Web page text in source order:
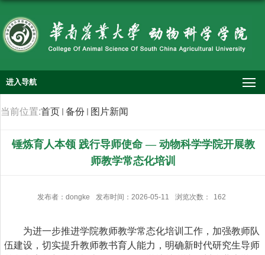
进入导航
当前位置:首页 备份 图片新闻
锤炼育人本领 践行导师使命 — 动物科学学院开展教
师教学常态化培训
发布者：dongke 发布时间：2026-05-11 浏览次数： 162
为进一步推进学院教师教学常态化培训工作， 加强教师队
伍建设，切实提升教师教书育人能力，明确新时代研究生导师